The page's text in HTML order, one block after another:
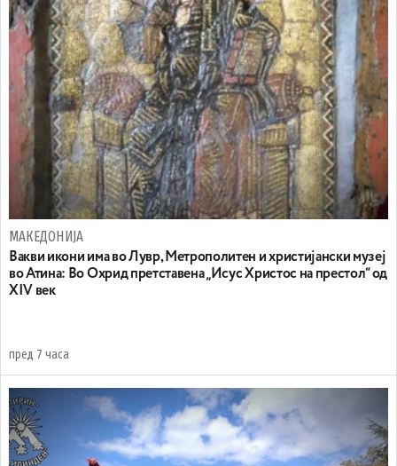
МАКЕДОНИЈА
Вакви икони има во Лувр, Метрополитен и христијански музеј
во Атина: Во Охрид претставена „Исус Христос на престол“ од
XIV век
пред 7 часа